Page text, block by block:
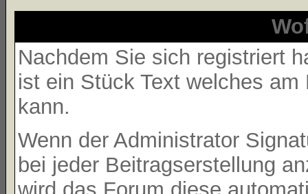
Nachdem Sie sich registriert
ist ein Stück Text welches
kann.
Wenn der Administrator
bei jeder Beitragserstellung